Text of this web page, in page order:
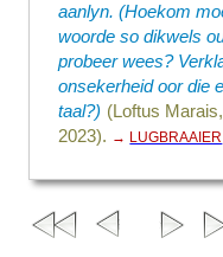
aanlyn. (Hoekom
woorde so dikwels
probeer wees?
onsekerheid oor die
taal?) (Loftus
2023). → LUGBRAAIER